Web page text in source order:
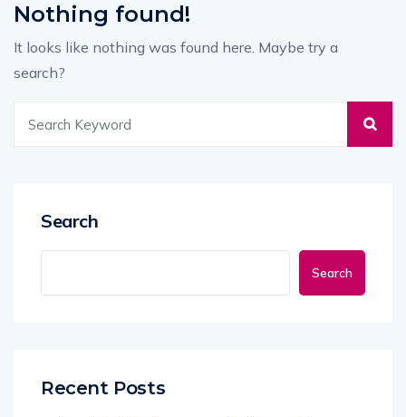
Nothing found!
It looks like nothing was found here. Maybe try a
search?
Search
Search
Recent Posts